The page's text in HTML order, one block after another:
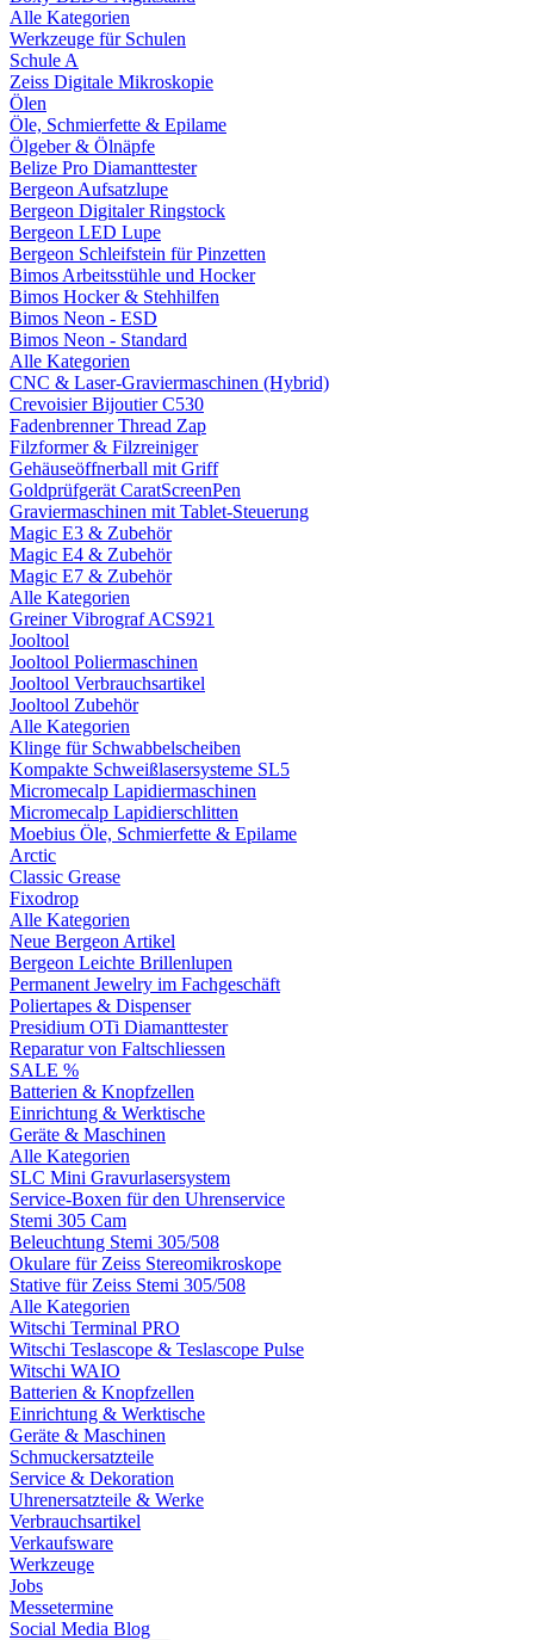
Alle Kategorien
Werkzeuge für Schulen
Schule A
Zeiss Digitale Mikroskopie
Ölen
Öle, Schmierfette & Epilame
Ölgeber & Ölnäpfe
Belize Pro Diamanttester
Bergeon Aufsatzlupe
Bergeon Digitaler Ringstock
Bergeon LED Lupe
Bergeon Schleifstein für Pinzetten
Bimos Arbeitsstühle und Hocker
Bimos Hocker & Stehhilfen
Bimos Neon - ESD
Bimos Neon - Standard
Alle Kategorien
CNC & Laser-Graviermaschinen (Hybrid)
Crevoisier Bijoutier C530
Fadenbrenner Thread Zap
Filzformer & Filzreiniger
Gehäuseöffnerball mit Griff
Goldprüfgerät CaratScreenPen
Graviermaschinen mit Tablet-Steuerung
Magic E3 & Zubehör
Magic E4 & Zubehör
Magic E7 & Zubehör
Alle Kategorien
Greiner Vibrograf ACS921
Jooltool
Jooltool Poliermaschinen
Jooltool Verbrauchsartikel
Jooltool Zubehör
Alle Kategorien
Klinge für Schwabbelscheiben
Kompakte Schweißlasersysteme SL5
Micromecalp Lapidiermaschinen
Micromecalp Lapidierschlitten
Moebius Öle, Schmierfette & Epilame
Arctic
Classic Grease
Fixodrop
Alle Kategorien
Neue Bergeon Artikel
Bergeon Leichte Brillenlupen
Permanent Jewelry im Fachgeschäft
Poliertapes & Dispenser
Presidium OTi Diamanttester
Reparatur von Faltschliessen
SALE %
Batterien & Knopfzellen
Einrichtung & Werktische
Geräte & Maschinen
Alle Kategorien
SLC Mini Gravurlasersystem
Service-Boxen für den Uhrenservice
Stemi 305 Cam
Beleuchtung Stemi 305/508
Okulare für Zeiss Stereomikroskope
Stative für Zeiss Stemi 305/508
Alle Kategorien
Witschi Terminal PRO
Witschi Teslascope & Teslascope Pulse
Witschi WAIO
Batterien & Knopfzellen
Einrichtung & Werktische
Geräte & Maschinen
Schmuckersatzteile
Service & Dekoration
Uhrenersatzteile & Werke
Verbrauchsartikel
Verkaufsware
Werkzeuge
Jobs
Messetermine
Social Media Blog